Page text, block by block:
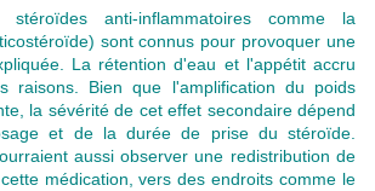
stéroïdes anti-inflammatoires comme la
sont connus pour provoquer une
La rétention d'eau et l'appétit accru
raisons. Bien que l'amplification du poids
la sévérité de cet effet secondaire dépend
et de la durée de prise du stéroïde.
aussi observer une redistribution de
médication, vers des endroits comme le